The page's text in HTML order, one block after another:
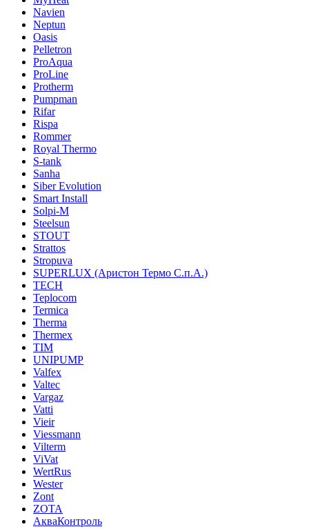
Navien
Neptun
Oasis
Pelletron
ProAqua
ProLine
Protherm
Pumpman
Rifar
Rispa
Rommer
Royal Thermo
S-tank
Sanha
Siber Evolution
Smart Install
Solpi-M
Steelsun
STOUT
Strattos
Stropuva
SUPERLUX (Аристон Термо С.п.А.)
TECH
Teplocom
Termica
Therma
Thermex
TIM
UNIPUMP
Valfex
Valtec
Vargaz
Vatti
Vieir
Viessmann
Vilterm
ViVat
WertRus
Wester
Zont
ZOTA
АкваКонтроль